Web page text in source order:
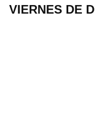
VIERNES DE